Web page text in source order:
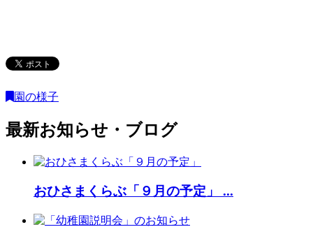
園の様子
最新お知らせ・ブログ
おひさまくらぶ「９月の予定」 ...